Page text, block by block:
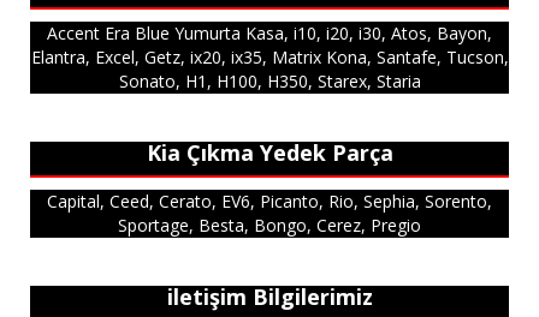
Accent Era Blue Yumurta Kasa, i10, i20, i30, Atos, Bayon,
Elantra, Excel, Getz, ix20, ix35, Matrix Kona, Santafe, Tucson,
Sonato, H1, H100, H350, Starex, Staria
Kia Çıkma Yedek Parça
Capital, Ceed, Cerato, EV6, Picanto, Rio, Sephia, Sorento,
Sportage, Besta, Bongo, Cerez, Pregio
iletişim Bilgilerimiz